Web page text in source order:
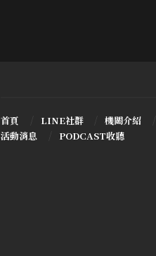
首頁 LINE社群 機關介紹
活動消息
PODCAST收聽